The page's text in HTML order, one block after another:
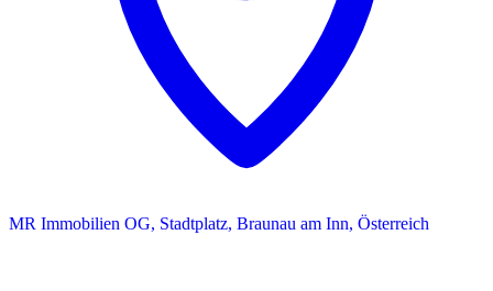
MR Immobilien OG, Stadtplatz, Braunau am Inn, Österreich